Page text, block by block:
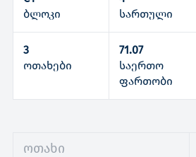
ბლოკი
სართული
3
ოთახები
71.07
საერთო
ფართობი
ოთახი